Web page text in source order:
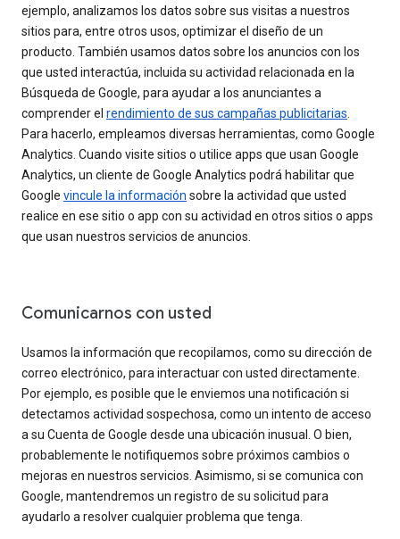
ejemplo, analizamos los datos sobre sus visitas a nuestros
sitios para, entre otros usos, optimizar el diseño de un
producto. También usamos datos sobre los anuncios con los
que usted interactúa, incluida su actividad relacionada en la
Búsqueda de Google, para ayudar a los anunciantes a
comprender el rendimiento de sus campañas publicitarias
Para hacerlo, empleamos diversas herramientas, como Google
Analytics. Cuando visite sitios o utilice apps que usan Google
Analytics, un cliente de Google Analytics podrá habilitar que
Google vincule la información sobre la actividad que usted
realice en ese sitio o app con su actividad en otros sitios o apps
que usan nuestros servicios de anuncios.
Comunicarnos con usted
Usamos la información que recopilamos, como su dirección de
correo electrónico, para interactuar con usted directamente.
Por ejemplo, es posible que le enviemos una notificación si
detectamos actividad sospechosa, como un intento de acceso
a su Cuenta de Google desde una ubicación inusual. O bien,
probablemente le notifiquemos sobre próximos cambios o
mejoras en nuestros servicios. Asimismo, si se comunica con
Google, mantendremos un registro de su solicitud para
ayudarlo a resolver cualquier problema que tenga.